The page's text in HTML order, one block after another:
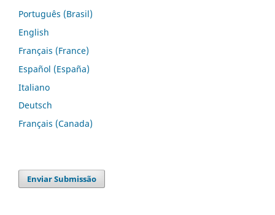
Português (Brasil)
English
Français (France)
Español (España)
Italiano
Deutsch
Français (Canada)
Enviar Submissão